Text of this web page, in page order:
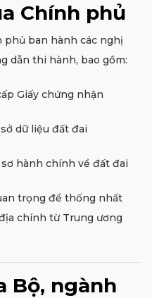
Chính phủ
phủ ban hành các nghị
dẫn thi hành, bao gồm:
Giấy chứng nhận
dữ liệu đất đai
hành chính về đất đai
trọng để thống nhất
chính từ Trung ương
Bộ, ngành